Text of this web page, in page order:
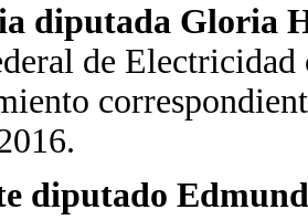
diputada Gloria
de
diputado